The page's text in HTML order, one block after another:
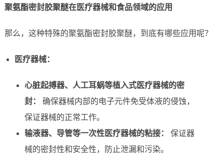
聚氨酯密封胶聚醚在医疗器械和食品领域的应用
那么，这种特殊的聚氨酯密封胶聚醚，到底有哪些应用呢？
医疗器械：
心脏起搏器、人工耳蜗等植入式医疗器械的密
封：
确保器械内部的电子元件免受体液的侵蚀，
保证器械的正常工作。
输液器、导管等一次性医疗器械的粘接：
保证器
械的密封性和安全性，防止泄漏和污染。